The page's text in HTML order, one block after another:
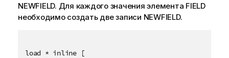
NEWFIELD. Для каждого значения элемента FIELD
необходимо создать две записи NEWFIELD.
load * inline [